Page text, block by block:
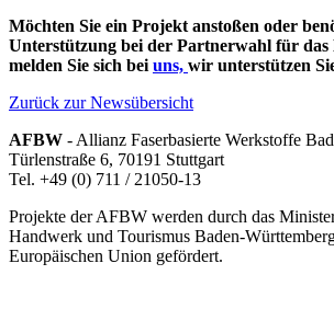
Möchten Sie ein Projekt anstoßen oder
Unterstützung bei der Partnerwahl für
melden Sie sich bei uns, wir unterstützen
Zurück zur Newsübersicht
AFBW - Allianz Faserbasierte Werkstoffe
Türlenstraße 6, 70191 Stuttgart
Tel. +49 (0) 711 / 21050-13
Projekte der AFBW werden durch das
Handwerk und Tourismus Baden-
Europäischen Union gefördert.